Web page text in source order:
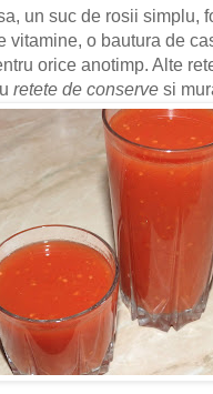
un suc de rosii simplu,
vitamine, o bautura de
orice anotimp. Alte
retete de conserve si